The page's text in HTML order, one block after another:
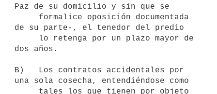
Paz de su domicilio y sin que se
de su parte-, el tenedor del predio
dos años.
B)   Los contratos accidentales por
una sola cosecha, entendiéndose como